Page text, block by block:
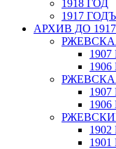
1918 ГОД
1917 ГОДЪ
АРХИВ ДО